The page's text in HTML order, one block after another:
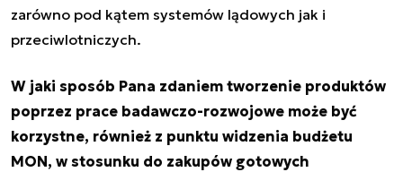
zarówno pod kątem systemów lądowych jak i
przeciwlotniczych.
W jaki sposób Pana zdaniem tworzenie produktów
poprzez prace badawczo-rozwojowe może być
korzystne, również z punktu widzenia budżetu
MON, w stosunku do zakupów gotowych